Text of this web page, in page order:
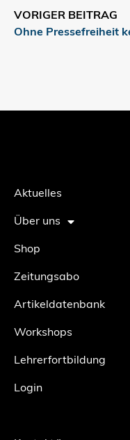
VORIGER BEITRAG
Aktuelles
Über uns
Shop
Zeitungsabo
Artikeldatenbank
Workshops
Lehrerfortbildung
Login